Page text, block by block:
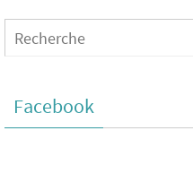
Facebook